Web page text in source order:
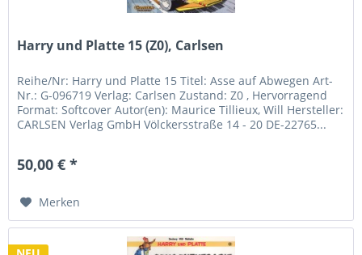
Harry und Platte 15 (Z0), Carlsen
Reihe/Nr: Harry und Platte 15 Titel: Asse auf Abwegen Art-
Nr.: G-096719 Verlag: Carlsen Zustand: Z0 , Hervorragend
Format: Softcover Autor(en): Maurice Tillieux, Will Hersteller:
CARLSEN Verlag GmbH Völckersstraße 14 - 20 DE-22765...
50,00 € *
Merken